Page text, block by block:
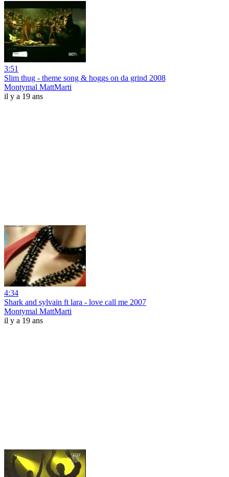
3:51
Slim thug - theme song & hoggs on da grind 2008
Montymal MattMarti
il y a 19 ans
4:34
Shark and sylvain ft lara - love call me 2007
Montymal MattMarti
il y a 19 ans